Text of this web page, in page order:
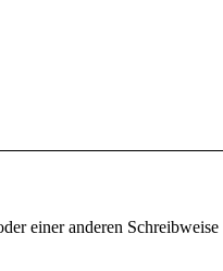
einer anderen Schreibweise